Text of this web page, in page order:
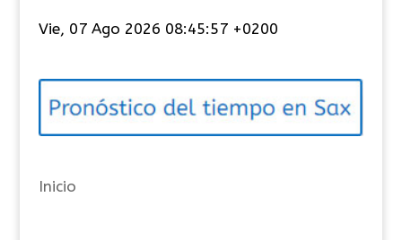
e
o
í
s
Vie, 07 Ago 2026 08:45:58 +0200
Inicio